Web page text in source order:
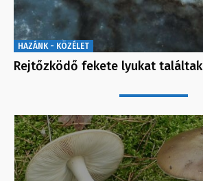
HAZÁNK - KÖZÉLET
Rejtőzködő fekete lyukat találtak